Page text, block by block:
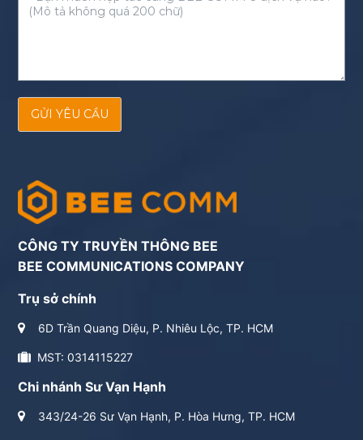
GỬI YÊU CẦU
CÔNG TY TRUYỀN THÔNG BEE
BEE COMMUNICATIONS COMPANY
Trụ sở chính
6D Trần Quang Diệu, P. Nhiêu Lộc, TP. HCM
MST: 0314115227
Chi nhánh Sư Vạn Hạnh
343/24-26 Sư Vạn Hạnh, P. Hòa Hưng, TP. HCM